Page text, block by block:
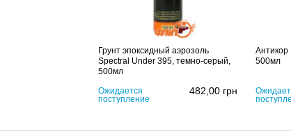
Грунт эпоксидный аэрозоль
Spectral Under 395, темно-серый,
500мл
Ожидается
поступление
482,00 грн
Антикор
500мл